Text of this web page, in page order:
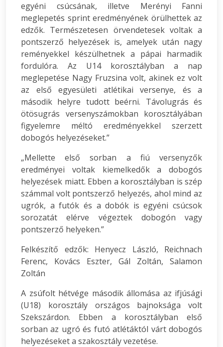
egyéni csúcsának, illetve Merényi Fanni
meglepetés sprint eredményének örülhettek az
edzők. Természetesen örvendetesek voltak a
pontszerző helyezések is, amelyek után nagy
reményekkel készülhetnek a pápai harmadik
fordulóra. Az U14 korosztályban a nap
meglepetése Nagy Fruzsina volt, akinek ez volt
az első egyesületi atlétikai versenye, és a
második helyre tudott beérni. Távolugrás és
ötösugrás versenyszámokban korosztályában
figyelemre méltó eredményekkel szerzett
dobogós helyezéseket.”
„Mellette első sorban a fiú versenyzők
eredményei voltak kiemelkedők a dobogós
helyezések miatt. Ebben a korosztályban is szép
számmal volt pontszerző helyezés, ahol mind az
ugrók, a futók és a dobók is egyéni csúcsok
sorozatát elérve végeztek dobogón vagy
pontszerző helyeken.”
Felkészítő edzők: Henyecz László, Reichnach
Ferenc, Kovács Eszter, Gál Zoltán, Salamon
Zoltán
A zsúfolt hétvége második állomása az ifjúsági
(U18) korosztály országos bajnoksága volt
Szekszárdon. Ebben a korosztályban első
sorban az ugró és futó atlétáktól várt dobogós
helyezéseket a szakosztály vezetése.